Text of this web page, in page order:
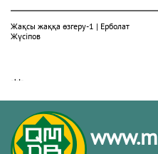
Жақсы жаққа өзгеру-1 | Ерболат
Жүсіпов
Жүрек сырлары 2-дәріс. Тәубе
тақырыбы. Әр-рисала әл-Қушайрия
кітабы негізінде